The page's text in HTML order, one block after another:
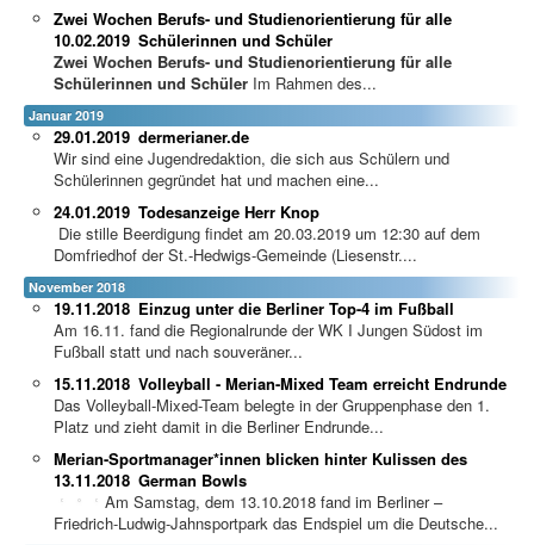
Zwei Wochen Berufs- und Studienorientierung für alle
Schülerinnen und Schüler
10.02.2019
Zwei Wochen Berufs- und Studienorientierung für alle
Schülerinnen und Schüler Im Rahmen des...
Januar 2019
dermerianer.de
29.01.2019
Wir sind eine Jugendredaktion, die sich aus Schülern und
Schülerinnen gegründet hat und machen eine...
Todesanzeige Herr Knop
24.01.2019
Die stille Beerdigung findet am 20.03.2019 um 12:30 auf dem
Domfriedhof der St.-Hedwigs-Gemeinde (Liesenstr....
November 2018
Einzug unter die Berliner Top-4 im Fußball
19.11.2018
Am 16.11. fand die Regionalrunde der WK I Jungen Südost im
Fußball statt und nach souveräner...
Volleyball - Merian-Mixed Team erreicht Endrunde
15.11.2018
Das Volleyball-Mixed-Team belegte in der Gruppenphase den 1.
Platz und zieht damit in die Berliner Endrunde...
Merian-Sportmanager*innen blicken hinter Kulissen des
German Bowls
13.11.2018
Am Samstag, dem 13.10.2018 fand im Berliner –
Friedrich-Ludwig-Jahnsportpark das Endspiel um die Deutsche...